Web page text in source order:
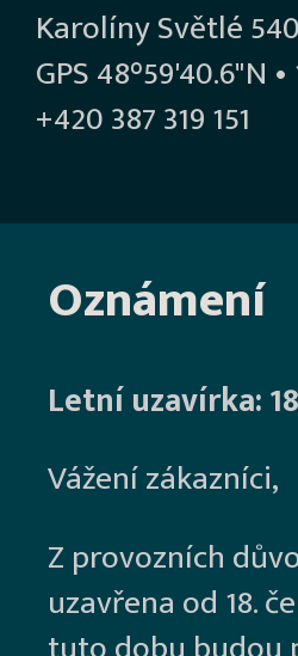
Karolíny Světlé
GPS 48°59'40.6"N •
+420 387 319 151
Oznámení
Letní uzavírka:
Vážení zákazníci,
Z provozních
uzavřena od 18.